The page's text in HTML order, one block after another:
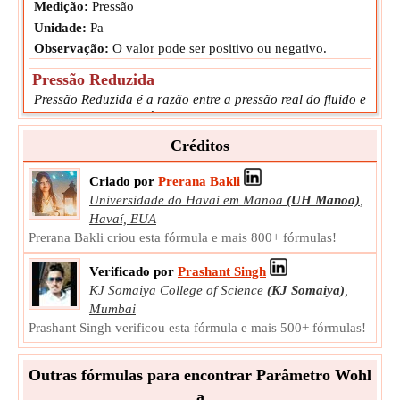
Medição: Pressão
Unidade: Pa
Observação: O valor pode ser positivo ou negativo.
Pressão Reduzida
Pressão Reduzida é a razão entre a pressão real do fluido e
sua pressão crítica. É adimensional.
Medição:NA
Unidade:
Unitless
Observação:O valor deve estar entre 0 e 1.
Temperatura do Gás Real
A temperatura do gás real é o grau ou intensidade de
calor presente em uma substância ou objeto.
Símbolo:
Trg
Temperatura
Unidade:K
Observação:O valor pode ser positivo ou negativo.
Temperatura Reduzida
Créditos
Criado por Prerana Bakli
Universidade do Havaí em Mānoa (UH Manoa),
Havaí, EUA
Prerana Bakli criou esta fórmula e mais 800+ fórmulas!
Verificado por Prashant Singh
KJ Somaiya College of Science (KJ Somaiya),
Mumbai
Prashant Singh verificou esta fórmula e mais 500+ fórmulas!
Outras fórmulas para encontrar Parâmetro Wohl